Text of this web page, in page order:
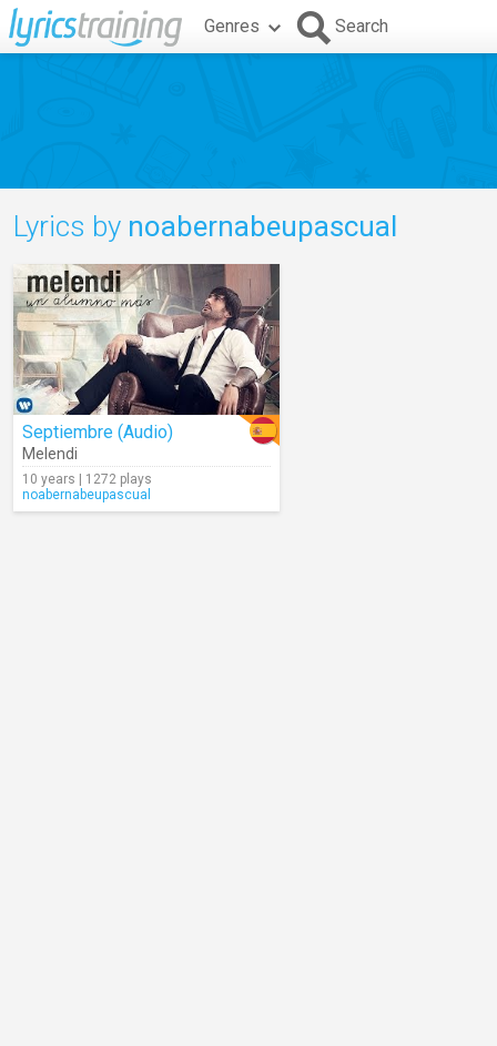
Genres Search
Lyrics by noabernabeupascual
Septiembre (Audio)
Melendi
10 years | 1272 plays
noabernabeupascual